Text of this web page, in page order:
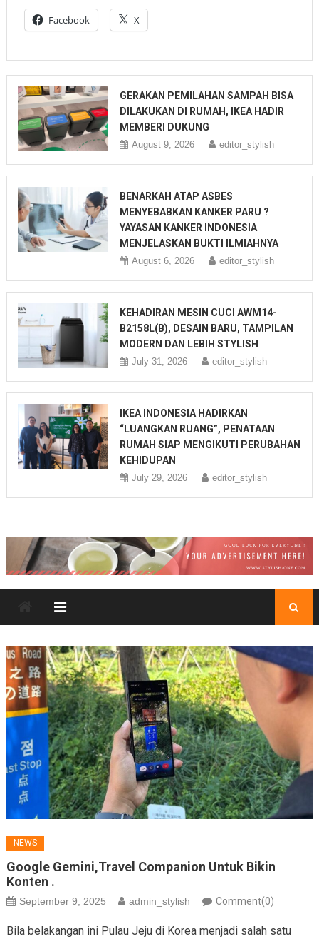
Facebook X
GERAKAN PEMILAHAN SAMPAH BISA
DILAKUKAN DI RUMAH, IKEA HADIR
MEMBERI DUKUNG
August 9, 2026 editor_stylish
BENARKAH ATAP ASBES
MENYEBABKAN KANKER PARU ?
YAYASAN KANKER INDONESIA
MENJELASKAN BUKTI ILMIAHNYA
August 6, 2026 editor_stylish
KEHADIRAN MESIN CUCI AWM14-
B2158L(B), DESAIN BARU, TAMPILAN
MODERN DAN LEBIH STYLISH
July 31, 2026 editor_stylish
IKEA INDONESIA HADIRKAN
“LUANGKAN RUANG”, PENATAAN
RUMAH SIAP MENGIKUTI PERUBAHAN
KEHIDUPAN
July 29, 2026 editor_stylish
NEWS
Google Gemini,Travel Companion Untuk Bikin
Konten .
September 9, 2025 admin_stylish Comment(0)
Bila belakangan ini Pulau Jeju di Korea menjadi salah satu